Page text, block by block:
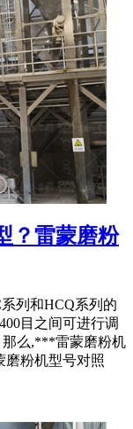
？雷蒙磨粉
列和HCQ系列的
目之间可进行调
那么,***雷蒙磨粉机
磨粉机型号对照